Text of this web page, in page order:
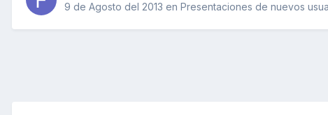
9 de Agosto del 2013 en Presentaciones de nuevos